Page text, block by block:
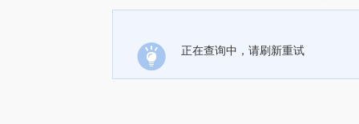
正在查询中，请刷新重试